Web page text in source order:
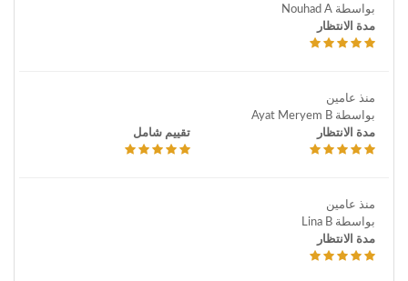
بواسطة Nouhad A
مدة الانتظار
منذ عامين
بواسطة Ayat Meryem B
مدة الانتظار
تقييم شامل
منذ عامين
بواسطة Lina B
مدة الانتظار